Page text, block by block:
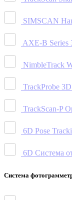
SIMSCAN
AXE-B Series
NimbleTrack
TrackProbe
TrackScan-P
6D Pose
6D Система
Система